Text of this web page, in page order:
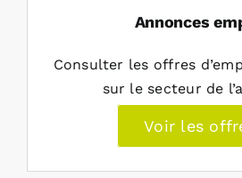
Annonces
Consulter les offres
sur le secteur de
Voir les